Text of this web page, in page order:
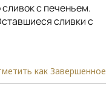
с печеньем.
сливки с
как Завершенное